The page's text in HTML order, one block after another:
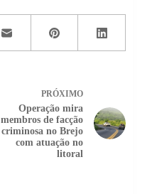
PRÓXIMO
Operação mira
membros de facção
criminosa no Brejo
com atuação no
litoral